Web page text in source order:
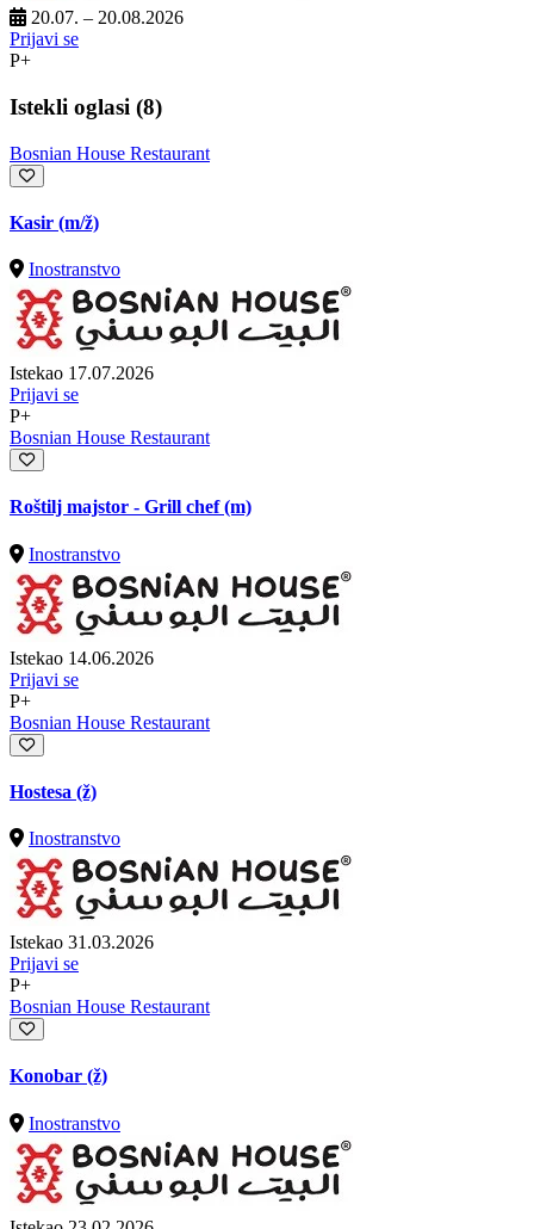
20.07. – 20.08.2026
Prijavi se
P+
Istekli oglasi (8)
Bosnian House Restaurant
Kasir (m/ž)
Inostranstvo
Istekao 17.07.2026
Prijavi se
P+
Bosnian House Restaurant
Roštilj majstor - Grill chef (m)
Inostranstvo
Istekao 14.06.2026
Prijavi se
P+
Bosnian House Restaurant
Hostesa (ž)
Inostranstvo
Istekao 31.03.2026
Prijavi se
P+
Bosnian House Restaurant
Konobar (ž)
Inostranstvo